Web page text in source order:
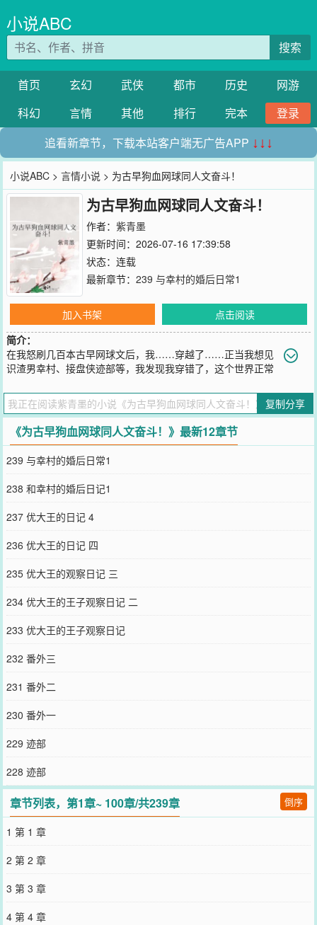
小说ABC
搜索
首页 玄幻 武侠 都市 历史
网游
科幻
言情 其他 排行 完本
登录
追看新章节，下载本站客户端无广告APP ↓↓↓
小说ABC >言情小说 > 为古早狗血网球同人文奋斗！
为古早狗血网球同人文奋斗！
作者： 紫青墨
更新时间：2026-07-16 17:39:58
状态：连载
最新章节： 239 与幸村的婚后日常1
加入书架
点击阅读
简介：
在我怒刷几百本古早网球文后，我……穿越了……正当我想见
识渣男幸村、接盘侠迹部等，我发现我穿错了，这个世界正常
古早同人文。我：幸村君，能配合我演个渣男的戏码吗？幸
村：？？？我：迹部，你能接个盘吗？？是我和幸村的孩子。幸村、
迹部：？？？我：仁王君，能拜托你当个备胎吗？仁王：……握拳，
我誓要重现古早狗血文的剧情！排：正文第三人称，我瞎写，大家随
便看看。无逻辑，无剧情，想到什么写什么。复建轻松之作，不要期
待，不要期待。一定OOC，不要考据，如写不对评论指出，看情况改
不改。——————————下面是预收————————在综漫世
界手握古早剧本在我吐槽狗血古早文后，我穿越了，不仅穿了，我
还……绑定了古早剧本扮演系统。这是我的福报吗？不，这是扎在我
身上的回旋镖。从此后，我开始了在综漫世界被迫扮演“古早人设”的
羞耻人生。……转学来立海大的第一天，我就手拿网球拍勇闯网球
部，天知道我连网球都不会打。转学第二天，我被网球部正选后援会
集体约谈，被迫参与了一个长达三小时的会议，会议主题：不准利用
高超的网球技术接近王子们。转学第N天，我那在医院接受治疗的同
桌痊愈出院了。我：演演演，演个不停，演到疲倦！王子们：为什么
每次见到她，她的画风都和其他人不同？演出自信，演出强大。身负
超强古早人设的我不仅会打网球，会七国语言，还是从无败绩的杀手
榜no.1.我不会说，我还是——西国公主，某贵气犬公子流落在现代的
亲妹妹。当然了，我的身份远不止如此，我还是……一名公安。谁家
好人主业女高，副业是女扮男装进警校后被派去犯罪组织卧底的公安
啊！哦对了，我还有个名字叫工藤残雪，是“霓虹救世主”父母捡来的
女儿。我：……buff叠满了。某犯罪组织集体会议上——真公安卧底：
他怎么天天会议上在睡觉？我：补觉中，勿扰。谁懂一天打N份工的
痛苦？……你有没有为演好人设拼过命？我有。
您要是觉得《
向您QQ群和微博微信里的朋友推荐哦！
复制分享
《为古早狗血网球同人文奋斗！》最新12章节
239 与幸村的婚后日常1
238 和幸村的婚后日记1
237 优大王的日记 4
236 优大王的日记 四
235 优大王的观察日记 三
234 优大王的王子观察日记 二
233 优大王的王子观察日记
232 番外三
231 番外二
230 番外一
229 迹部
228 迹部
章节列表，第1章~ 100章/共239章 倒序
1 第 1 章
2 第 2 章
3 第 3 章
4 第 4 章